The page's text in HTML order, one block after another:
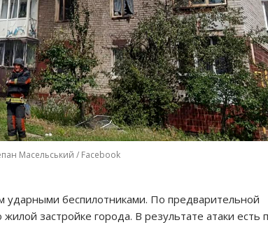
Масельський / Facebook
ударными беспилотниками. По предварительной
застройке города. В результате атаки есть